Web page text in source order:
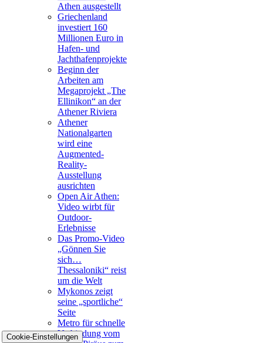
Athen ausgestellt
Griechenland
investiert 160
Millionen Euro in
Hafen- und
Jachthafenprojekte
Beginn der
Arbeiten am
Megaprojekt „The
Ellinikon“ an der
Athener Riviera
Athener
Nationalgarten
wird eine
Augmented-
Reality-
Ausstellung
ausrichten
Open Air Athen:
Video wirbt für
Outdoor-
Erlebnisse
Das Promo-Video
„Gönnen Sie
sich…
Thessaloniki“ reist
um die Welt
Mykonos zeigt
seine „sportliche“
Seite
Metro für schnelle
Verbindung vom
Cookie-Einstellungen